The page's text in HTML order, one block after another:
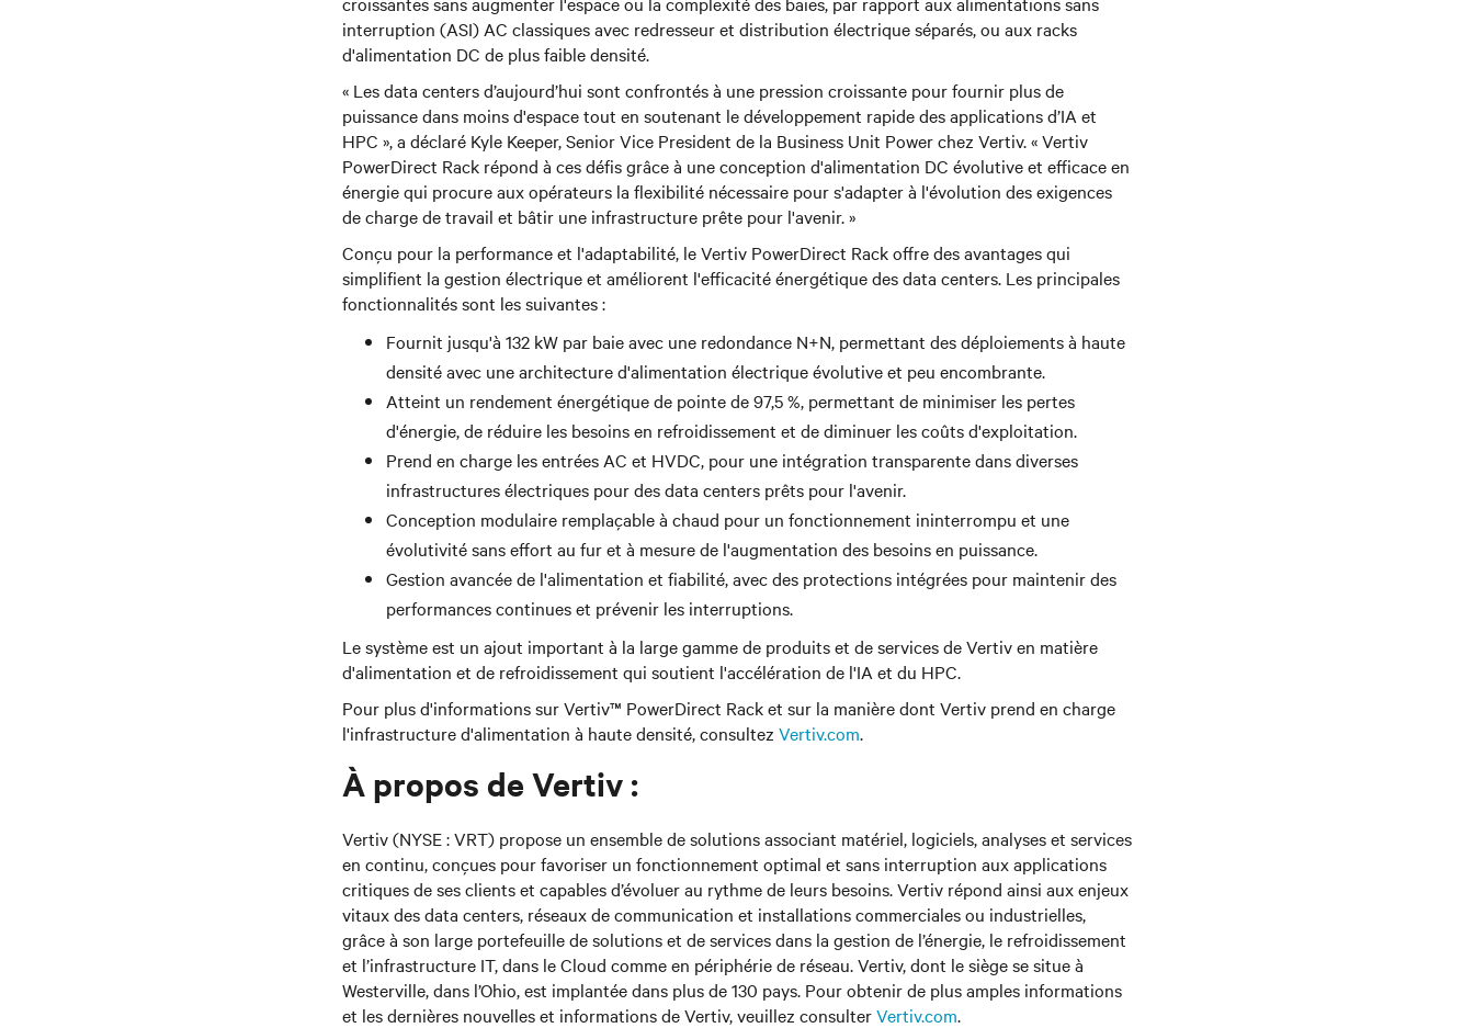
interruption (ASI) AC classiques avec redresseur et distribution électrique séparés, ou aux racks
d'alimentation DC de plus faible densité.
« Les data centers d’aujourd’hui sont confrontés à une pression croissante pour fournir plus de
puissance dans moins d'espace tout en soutenant le développement rapide des applications d’IA et
HPC », a déclaré Kyle Keeper, Senior Vice President de la Business Unit Power chez Vertiv. « Vertiv
PowerDirect Rack répond à ces défis grâce à une conception d'alimentation DC évolutive et efficace en
énergie qui procure aux opérateurs la flexibilité nécessaire pour s'adapter à l'évolution des exigences
de charge de travail et bâtir une infrastructure prête pour l'avenir. »
Conçu pour la performance et l'adaptabilité, le Vertiv PowerDirect Rack offre des avantages qui
simplifient la gestion électrique et améliorent l'efficacité énergétique des data centers. Les principales
fonctionnalités sont les suivantes :
Fournit jusqu'à 132 kW par baie avec une redondance N+N, permettant des déploiements à haute
densité avec une architecture d'alimentation électrique évolutive et peu encombrante.
Atteint un rendement énergétique de pointe de 97,5 %, permettant de minimiser les pertes
d'énergie, de réduire les besoins en refroidissement et de diminuer les coûts d'exploitation.
Prend en charge les entrées AC et HVDC, pour une intégration transparente dans diverses
infrastructures électriques pour des data centers prêts pour l'avenir.
Conception modulaire remplaçable à chaud pour un fonctionnement ininterrompu et une
évolutivité sans effort au fur et à mesure de l'augmentation des besoins en puissance.
Gestion avancée de l'alimentation et fiabilité, avec des protections intégrées pour maintenir des
performances continues et prévenir les interruptions.
Le système est un ajout important à la large gamme de produits et de services de Vertiv en matière
d'alimentation et de refroidissement qui soutient l'accélération de l'IA et du HPC.
Pour plus d'informations sur Vertiv™ PowerDirect Rack et sur la manière dont Vertiv prend en charge
l'infrastructure d'alimentation à haute densité, consultez Vertiv.com.
À propos de Vertiv :
Vertiv (NYSE : VRT) propose un ensemble de solutions associant matériel, logiciels, analyses et services
en continu, conçues pour favoriser un fonctionnement optimal et sans interruption aux applications
critiques de ses clients et capables d’évoluer au rythme de leurs besoins. Vertiv répond ainsi aux enjeux
vitaux des data centers, réseaux de communication et installations commerciales ou industrielles,
grâce à son large portefeuille de solutions et de services dans la gestion de l’énergie, le refroidissement
et l’infrastructure IT, dans le Cloud comme en périphérie de réseau. Vertiv, dont le siège se situe à
Westerville, dans l’Ohio, est implantée dans plus de 130 pays. Pour obtenir de plus amples informations
et les dernières nouvelles et informations de Vertiv, veuillez consulterVertiv.com.